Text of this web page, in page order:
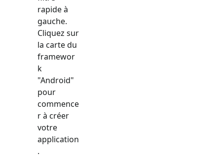
rapide à
gauche.
Cliquez sur
la carte du
framewor
k
"Android"
pour
commence
r à créer
votre
application
.